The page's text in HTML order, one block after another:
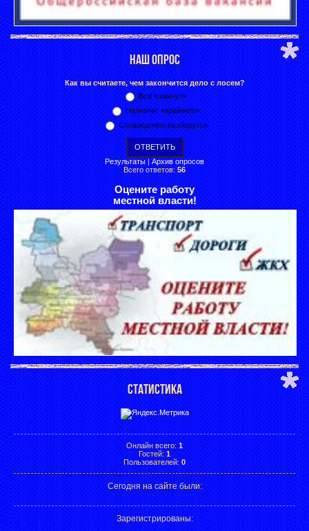
НАШ ОПРОС
Как вы считаете, чем закончится дело с лосем?
Всё «замнут»
Назначат «крайнего»
Справедливо разберутся
Результаты | Архив опросов
Всего ответов: 56
Оцените работу
местной власти!
СТАТИСТИКА
Онлайн всего: 1
Гостей: 1
Пользователей: 0
Сегодня на сайте были:
Зарегистрированы: